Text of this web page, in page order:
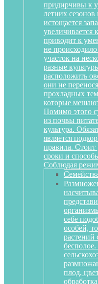
придирчивы к
летних
истощается
увеличивается
приводит к
не
участок на
разные
расположить
они не
прохладных
которые
Помимо этого
из почвы
культура.
является
правила. Стоит
сроки и
Соблюдая
себе
особей,
растений
плод,